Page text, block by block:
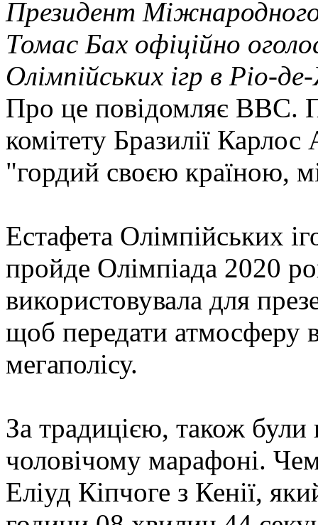
Президент
Томас Бах офіційно
Олімпійських ігр в Ріо-
Про це повідомляє ВВC.
комітету Бразилії
"гордий своєю країною,
Естафета Олімпійських
пройде Олімпіада 2020
використовувала для
щоб передати атмосферу
мегаполісу.
За традицією, також
чоловічому марафоні.
Еліуд Кіпчоге з Кенії,